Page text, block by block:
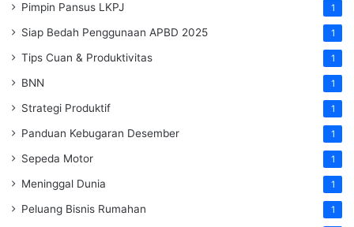
Pimpin Pansus LKPJ 1
Siap Bedah Penggunaan APBD 2025 1
Tips Cuan & Produktivitas 1
BNN 1
Strategi Produktif 1
Panduan Kebugaran Desember 1
Sepeda Motor 1
Meninggal Dunia 1
Peluang Bisnis Rumahan 1